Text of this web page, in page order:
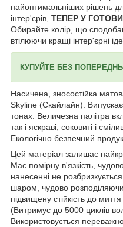
найоптимальніших рішень
інтер'єрів, ТЕПЕР У
Обирайте колір, що
втілюючи кращі інтер'єрні
КУПУЙТЕ БЕЗ
Насичена, зносостійка
Skyline (Скайлайн).
тонах. Величезна палітра
так і яскраві, соковиті і
Екологічно безпечний
Цей матеріал залишає
Має помірну в'язкість,
нанесенні не
шаром, чудово
підвищену стійкість до
(Витримує до 5000 циклів
Використовується